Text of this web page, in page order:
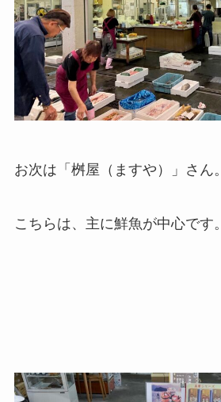
お次は「桝屋（ますや）」さん。
こちらは、主に鮮魚が中心です。